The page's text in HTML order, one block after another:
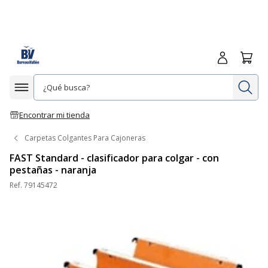
Afficher la navigation
Encontrar mi tienda
Iniciar
Carpetas Colgantes Para Cajoneras
FAST Standard - clasificador para colgar - con
pestañas - naranja
Ref. 79145472